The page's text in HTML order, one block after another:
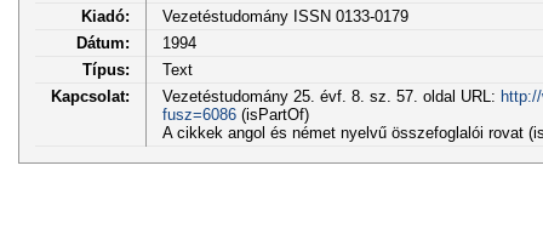
Kiadó:
Vezetéstudomány ISSN 0133-0179
Dátum:
1994
Típus:
Text
Kapcsolat:
Vezetéstudomány 25. évf. 8. sz. 57. oldal URL:
fusz=6086(isPartOf)
A cikkek angol és német nyelvű összefoglalói rovat